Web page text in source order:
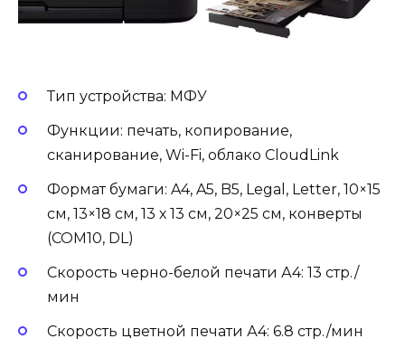
Тип устройства: МФУ
Функции: печать, копирование,
сканирование, Wi-Fi, облако CloudLink
Формат бумаги: A4, A5, B5, Legal, Letter, 10×15
см, 13×18 см, 13 х 13 см, 20×25 см, конверты
(COM10, DL)
Скорость черно-белой печати А4: 13 стр./
мин
Скорость цветной печати А4: 6.8 стр./мин